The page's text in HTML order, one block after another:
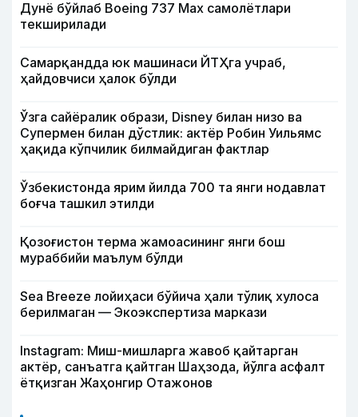
Дунё бўйлаб Boeing 737 Мах самолётлари
текширилади
Самарқандда юк машинаси ЙТҲга учраб,
ҳайдовчиси ҳалок бўлди
Ўзга сайёралик образи, Disney билан низо ва
Супермен билан дўстлик: актёр Робин Уильямс
ҳақида кўпчилик билмайдиган фактлар
Ўзбекистонда ярим йилда 700 та янги нодавлат
боғча ташкил этилди
Қозоғистон терма жамоасининг янги бош
мураббийи маълум бўлди
Sea Breeze лойиҳаси бўйича ҳали тўлиқ хулоса
берилмаган — Экоэкспертиза маркази
Instagram: Миш-мишларга жавоб қайтарган
актёр, санъатга қайтган Шаҳзода, йўлга асфалт
ётқизган Жаҳонгир Отажонов